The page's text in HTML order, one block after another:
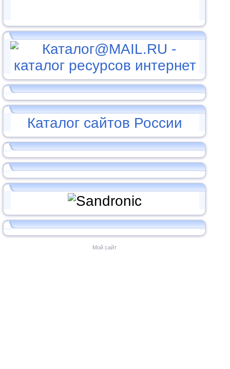
Каталог сайтов России
Мой сайт